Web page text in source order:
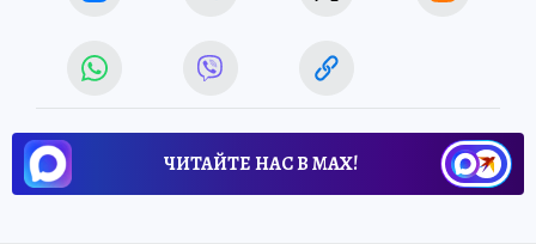
ЧИТАЙТЕ НАС В МАХ!